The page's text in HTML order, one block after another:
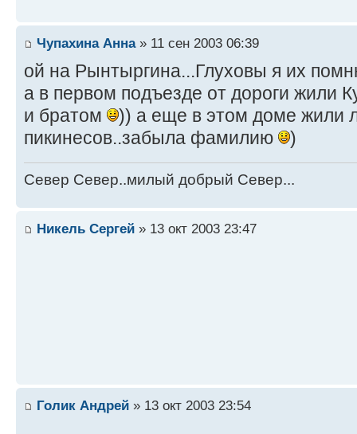
Чупахина Анна» 11 сен 2003 06:39
ой на Рынтыргина...Глуховы я их
а в первом подъезде от дороги жили
и братом
)) а еще в этом доме жили
пикинесов..забыла фамилию
)
Север Север..милый добрый Север...
Никель Сергей » 13 окт 2003 23:47
Голик Андрей » 13 окт 2003 23:54